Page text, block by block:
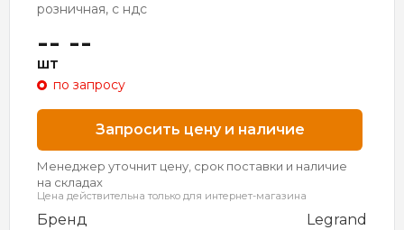
розничная, с ндс
-- --
шт
по запросу
Запросить цену и наличие
Менеджер уточнит цену, срок поставки и наличие
на складах
Цена действительна только для интернет-магазина
Бренд
Legrand